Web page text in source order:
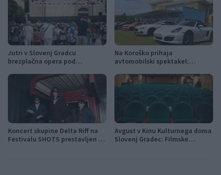
Jutri v Slovenj Gradcu
brezplačna opera pod
zazvenel Ljubezenski napoj
Na Koroško prihaja
avtomobilski spektakel:
progah in atraktivni Car Meet
Koncert skupine Delta Riff na
Festivalu SHOTS prestavljen na
Avgust v Kinu Kulturnega doma
Slovenj Gradec: Filmske